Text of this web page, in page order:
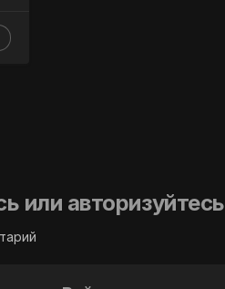
или авторизуйтесь